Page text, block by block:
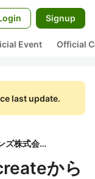
Signup
Event Official
last update.
リコーITソリューションズ株式会社
から